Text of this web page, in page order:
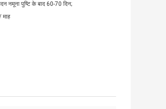
नमूना पुष्टि के बाद 60-70 दिन;
माह